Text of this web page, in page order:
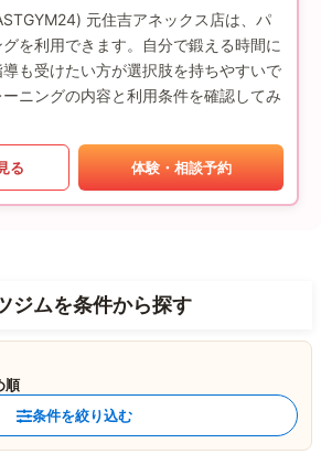
元住吉アネックス店は、パ
を利用できます。自分で鍛える時間に
も受けたい方が選択肢を持ちやすいで
ニングの内容と利用条件を確認してみ
る 体験・相談予約
ジムを条件から探す
順
条件を絞り込む